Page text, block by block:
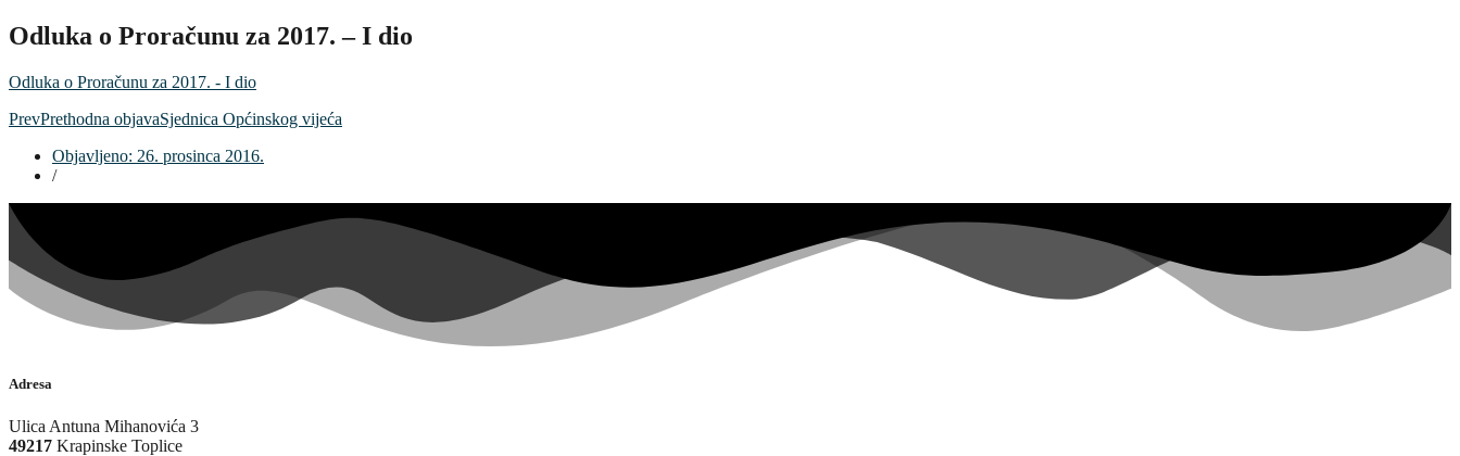
Odluka o Proračunu za 2017. – I dio
Odluka o Proračunu za 2017. - I dio
PrevPrethodna objavaSjednica Općinskog vijeća
Objavljeno: 26. prosinca 2016.
/
Adresa
Ulica Antuna Mihanovića 3
49217 Krapinske Toplice